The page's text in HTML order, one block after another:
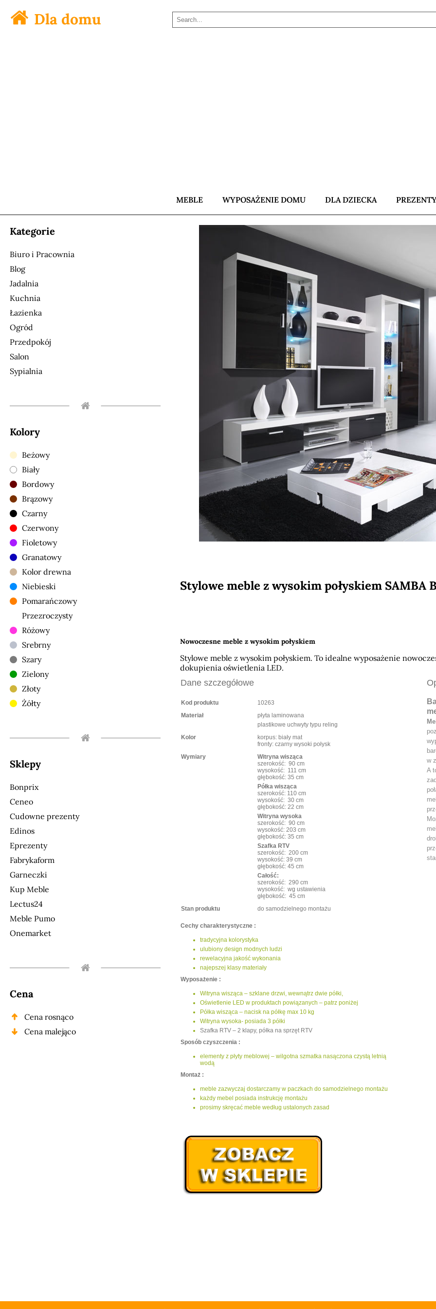
Dla domu
MEBLE WYPOSAŻENIE DOMU DLA DZIECKA
Kategorie
Biuro i Pracownia
Blog
Jadalnia
Kuchnia
Łazienka
Ogród
Przedpokój
Salon
Sypialnia
Kolory
Beżowy
Biały
Bordowy
Brązowy
Czarny
Czerwony
Fioletowy
Granatowy
Kolor drewna
Niebieski
Pomarańczowy
Przezroczysty
Różowy
Srebrny
Szary
Zielony
Złoty
Żółty
Sklepy
Bonprix
Ceneo
Cudowne prezenty
Edinos
Eprezenty
Fabrykaform
Garneczki
Kup Meble
Lectus24
Meble Pumo
Onemarket
Cena
Cena rosnąco
Cena malejąco
Stylowe meble z wysokim połyskiem SAMBA
Nowoczesne meble z wysokim połyskiem
Stylowe meble z wysokim połyskiem. To idealne wyposażenie
dokupienia oświetlenia LED.
Dane szczegółowe
Kod produktu
10263
Materiał
płyta laminowana
plastikowe uchwyty typu reling
Kolor
korpus: biały mat
fronty: czarny wysoki połysk
Wymiary
Witryna wisząca
szerokość: 90 cm
wysokość: 111 cm
głębokość: 35 cm
Półka wisząca
szerokość: 110 cm
wysokość: 30 cm
głębokość: 22 cm
Witryna wysoka
szerokość: 90 cm
wysokość: 203 cm
głębokość: 35 cm
Szafka RTV
szerokość: 200 cm
wysokość: 39 cm
głębokość: 45 cm
Całość:
szerokość: 290 cm
wysokość: wg ustawienia
głębokość: 45 cm
Stan produktu
do samodzielnego montażu
Cechy charakterystyczne :
tradycyjna kolorystyka
ulubiony design modnych ludzi
rewelacyjna jakość wykonania
najepszej klasy materiały
Wyposażenie :
Witryna wisząca – szklane drzwi, wewnątrz dwie półki,
Oświetlenie LED w produktach powiązanych – patrz poniżej
Półka wisząca – nacisk na półkę max 10 kg
Witryna wysoka- posiada 3 półki
Szafka RTV – 2 klapy, półka na sprzęt RTV
Sposób czyszczenia :
elementy z płyty meblowej – wilgotna szmatka nasączona czystą letnią
wodą
Montaż :
meble zazwyczaj dostarczamy w paczkach do samodzielnego montażu
każdy mebel posiada instrukcję montażu
prosimy skręcać meble według ustalonych zasad
w
A